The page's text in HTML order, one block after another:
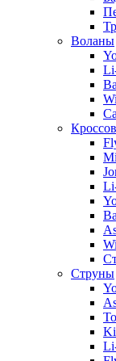
Воланы
Струны